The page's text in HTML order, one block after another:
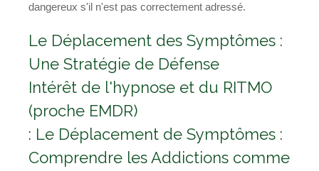
dangereux s'il n'est pas correctement adressé.
Le Déplacement des Symptômes :
Une Stratégie de Défense
Intérêt de l'hypnose et du RITMO
(proche EMDR)
: Le Déplacement de Symptômes :
Comprendre les Addictions comme